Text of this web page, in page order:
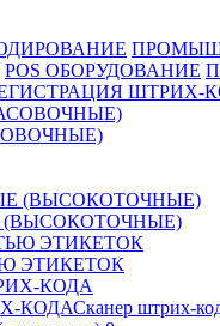
POS ОБОРУДОВАНИЕ
ШТРИХ-
(ВЫСОКОТОЧНЫЕ)
ЭТИКЕТОК
КОДАСканер штрих-